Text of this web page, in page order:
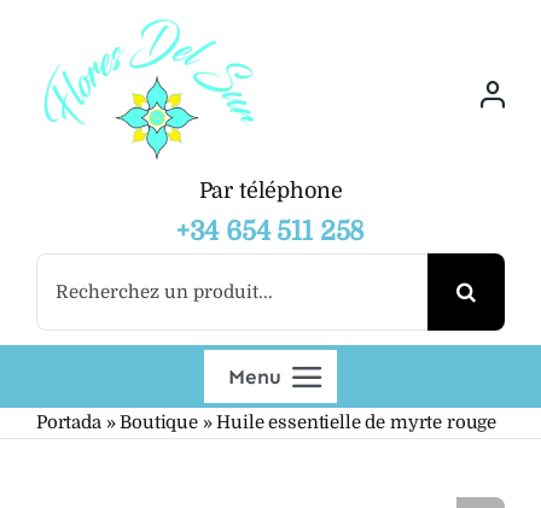
content
Par téléphone
+34 654 511 258
for:
Menu
Boutique
Portada»Boutique»Huile essentielle de myrte rouge